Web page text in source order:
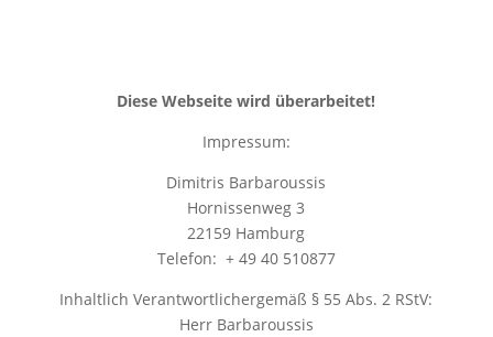
Diese Webseite wird überarbeitet!
Impressum:
Dimitris Barbaroussis
Hornissenweg 3
22159 Hamburg
Telefon: + 49 40 510877
Inhaltlich Verantwortlichergemäß § 55 Abs. 2 RStV:
Herr Barbaroussis